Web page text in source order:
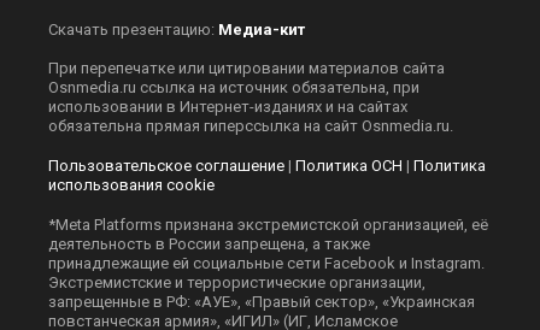
Скачать презентацию: Медиа-кит
При перепечатке или цитировании материалов сайта
Оsnmedia.ru ссылка на источник обязательна, при
использовании в Интернет-изданиях и на сайтах
обязательна прямая гиперссылка на сайт Оsnmedia.ru.
Пользовательское соглашение | Политика ОСН | Политика
использования cookie
*Meta Platforms признана экстремистской организацией, её
деятельность в России запрещена, а также
принадлежащие ей социальные сети Facebook и Instagram.
Экстремистские и террористические организации,
запрещенные в РФ: «АУЕ», «Правый сектор», «Украинская
повстанческая армия», «ИГИЛ» (ИГ, Исламское